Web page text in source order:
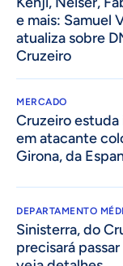
e mais: Samuel
atualiza sobre
Cruzeiro
MERCADO
Cruzeiro
em atacante
Girona, da
DEPARTAMENTO
Sinisterra, do
precisará